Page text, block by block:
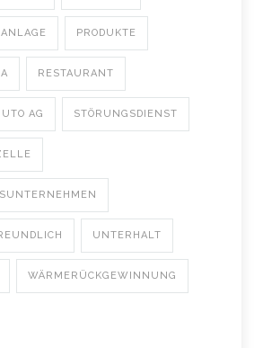
PRODUKTE
RESTAURANT
AG STÖRUNGSDIENST
UNTERHALT
WÄRMERÜCKGEWINNUNG